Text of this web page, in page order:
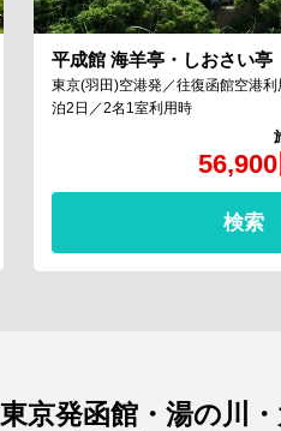
平成館 海羊亭・しおさい亭
56,900
東京(羽田)空港発／往復函館空港
泊2日／2名1室利用時
検索
東京発函館・湯の川